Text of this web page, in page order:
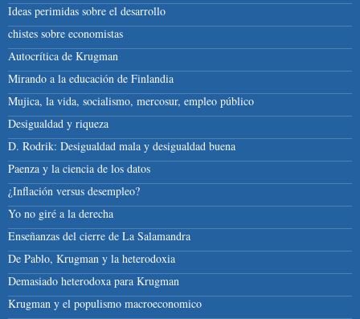
Ideas perimidas sobre el desarrollo
chistes sobre economistas
Autocrítica de Krugman
Mirando a la educación de Finlandia
Mujica, la vida, socialismo, mercosur, empleo público
Desigualdad y riqueza
D. Rodrik: Desigualdad mala y desigualdad buena
Paenza y la ciencia de los datos
¿Inflación versus desempleo?
Yo no giré a la derecha
Enseñanzas del cierre de La Salamandra
De Pablo, Krugman y la heterodoxia
Demasiado heterodoxa para Krugman
Krugman y el populismo macroeconomico